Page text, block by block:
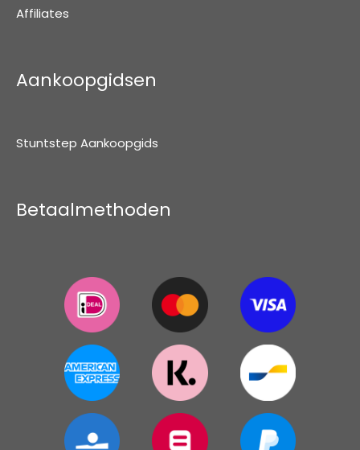
Affiliates
Aankoopgidsen
Stuntstep Aankoopgids
Betaalmethoden